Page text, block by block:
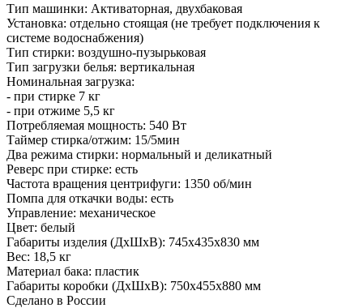
Тип машинки: Активаторная, двухбаковая
Установка: отдельно стоящая (не требует подключения к
системе водоснабжения)
Тип стирки: воздушно-пузырьковая
Тип загрузки белья: вертикальная
Номинальная загрузка:
- при стирке 7 кг
- при отжиме 5,5 кг
Потребляемая мощность: 540 Вт
Таймер стирка/отжим: 15/5мин
Два режима стирки: нормальный и деликатный
Реверс при стирке: есть
Частота вращения центрифуги: 1350 об/мин
Помпа для откачки воды: есть
Управление: механическое
Цвет: белый
Габариты изделия (ДxШxВ): 745x435x830 мм
Вес: 18,5 кг
Материал бака: пластик
Габариты коробки (ДxШxВ): 750х455х880 мм
Сделано в России